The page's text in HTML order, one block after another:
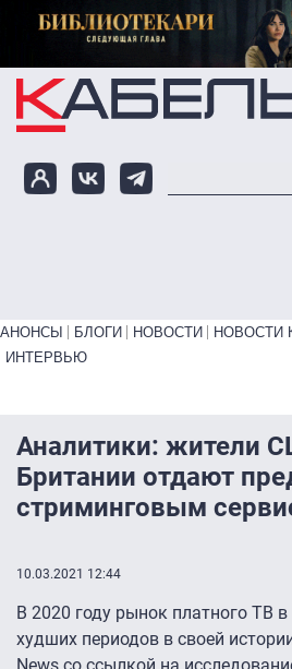
Перейти к основному содержанию
Primary links bottom
АНОНСЫ БЛОГИ НОВОСТИ НОВОСТИ
ИНТЕРВЬЮ
Аналитики: жители
Британии отдают
стриминговым
10.03.2021 12:44
В 2020 году рынок платного ТВ
худших периодов в своей